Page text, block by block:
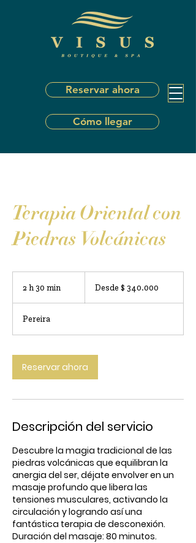
Reservar ahora
Cómo llegar
Terapia Oriental con
Piedras Volcánicas
2 h 30 min
0
m
i
n
pesosDesde $ 340.000
Pereira
Reservar ahora
Descripción del servicio
Descubre la magia tradicional de las
piedras volcánicas que equilibran la
anergia del ser, déjate envolver en un
masaje profundo que libera las
tensiones musculares, activando la
circulación y logrando así una
fantástica terapia de desconexión.
Duración del masaje: 80 minutos.